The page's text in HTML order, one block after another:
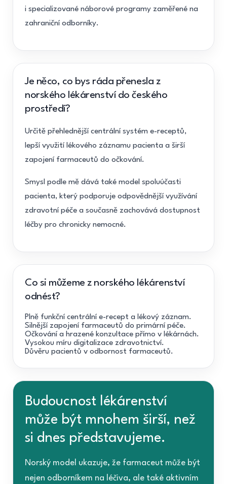
i specializované náborové programy zaměřené na
zahraniční odborníky.
Je něco, co bys ráda přenesla z
norského lékárenství do českého
prostředí?
Určitě přehlednější centrální systém e-receptů,
lepší využití lékového záznamu pacienta a širší
zapojení farmaceutů do očkování.
Smysl podle mě dává také model spoluúčasti
pacienta, který podporuje odpovědnější využívání
zdravotní péče a současně zachovává dostupnost
léčby pro chronicky nemocné.
Co si můžeme z norského lékárenství
odnést?
Plně funkční centrální e-recept a lékový záznam.
Silnější zapojení farmaceutů do primární péče.
Očkování a hrazené konzultace přímo v lékárnách.
Vysokou míru digitalizace zdravotnictví.
Důvěru pacientů v odbornost farmaceutů.
Budoucnost lékárenství
může být mnohem širší, než
si dnes představujeme.
Norský model ukazuje, že farmaceut může být
nejen odborníkem na léčiva, ale také aktivním